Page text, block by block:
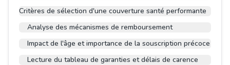
Critères de sélection d'une couverture santé performante
Analyse des mécanismes de remboursement
Impact de l'âge et importance de la souscription précoce
Lecture du tableau de garanties et délais de carence